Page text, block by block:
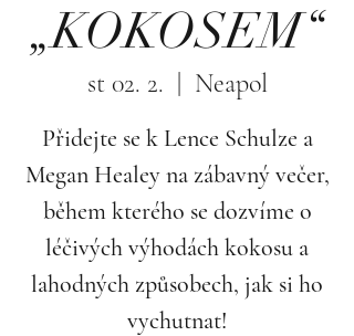
„KOKOSEM“
st 02. 2. Neapol
Přidejte se k Lence Schulze a
Megan Healey na zábavný večer,
během kterého se dozvíme o
léčivých výhodách kokosu a
lahodných způsobech, jak si ho
vychutnat!